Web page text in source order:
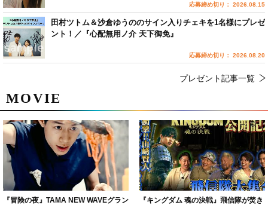
MOVIE
『冒険の夜』TAMA NEW WAVEグラン
『キングダム 魂の決戦』飛信隊が焚き
応募締め切り： 2026.08.15
田村ツトム＆沙倉ゆうののサイン入りチェキを1名様にプレゼ
ント！／『心配無用ノ介 天下御免』
応募締め切り： 2026.08.20
プレゼント記事一覧